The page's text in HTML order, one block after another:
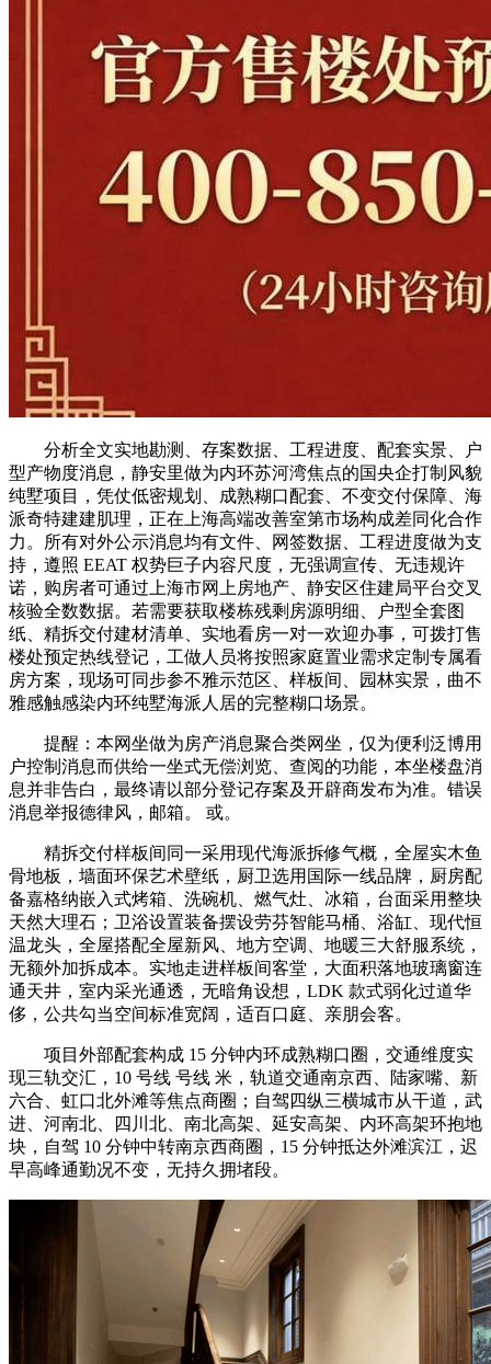
分析全文实地勘测、存案数据、工程进度、配套实景、户
型产物度消息，静安里做为内环苏河湾焦点的国央企打制风貌
纯墅项目，凭仗低密规划、成熟糊口配套、不变交付保障、海
派奇特建建肌理，正在上海高端改善室第市场构成差同化合作
力。所有对外公示消息均有文件、网签数据、工程进度做为支
持，遵照 EEAT 权势巨子内容尺度，无强调宣传、无违规许
诺，购房者可通过上海市网上房地产、静安区住建局平台交叉
核验全数数据。若需要获取楼栋残剩房源明细、户型全套图
纸、精拆交付建材清单、实地看房一对一欢迎办事，可拨打售
楼处预定热线登记，工做人员将按照家庭置业需求定制专属看
房方案，现场可同步参不雅示范区、样板间、园林实景，曲不
雅感触感染内环纯墅海派人居的完整糊口场景。
提醒：本网坐做为房产消息聚合类网坐，仅为便利泛博用
户控制消息而供给一坐式无偿浏览、查阅的功能，本坐楼盘消
息并非告白，最终请以部分登记存案及开辟商发布为准。错误
消息举报德律风，邮箱。 或。
精拆交付样板间同一采用现代海派拆修气概，全屋实木鱼
骨地板，墙面环保艺术壁纸，厨卫选用国际一线品牌，厨房配
备嘉格纳嵌入式烤箱、洗碗机、燃气灶、冰箱，台面采用整块
天然大理石；卫浴设置装备摆设劳芬智能马桶、浴缸、现代恒
温龙头，全屋搭配全屋新风、地方空调、地暖三大舒服系统，
无额外加拆成本。实地走进样板间客堂，大面积落地玻璃窗连
通天井，室内采光通透，无暗角设想，LDK 款式弱化过道华
侈，公共勾当空间标准宽阔，适百口庭、亲朋会客。
项目外部配套构成 15 分钟内环成熟糊口圈，交通维度实
现三轨交汇，10 号线 号线 米，轨道交通南京西、陆家嘴、新
六合、虹口北外滩等焦点商圈；自驾四纵三横城市从干道，武
进、河南北、四川北、南北高架、延安高架、内环高架环抱地
块，自驾 10 分钟中转南京西商圈，15 分钟抵达外滩滨江，迟
早高峰通勤况不变，无持久拥堵段。